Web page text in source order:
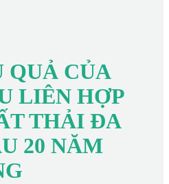
CỦA
LIÊN HỢP
THẢI ĐA
20 NĂM